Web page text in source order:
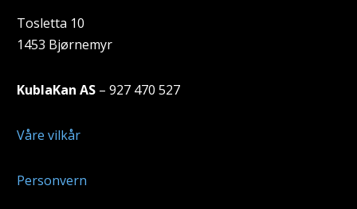
Tosletta 10
1453 Bjørnemyr
KublaKan AS – 927 470 527
Våre vilkår
Personvern